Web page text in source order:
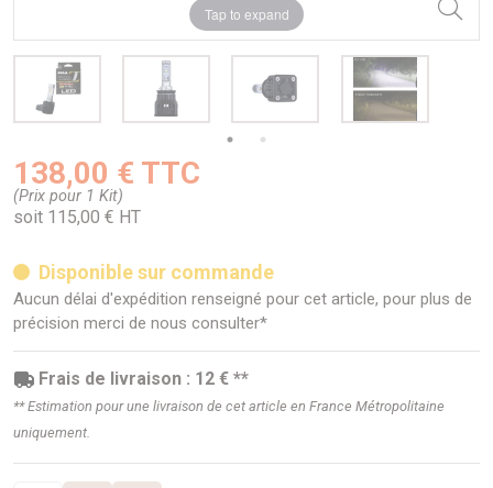
Tap to expand
138,00 € TTC
(Prix pour 1 Kit)
soit 115,00 € HT
Disponible sur commande
Aucun délai d'expédition renseigné pour cet article, pour plus de
précision merci de nous consulter*
Frais de livraison : 12 € **
** Estimation pour une livraison de cet article en France Métropolitaine
uniquement.